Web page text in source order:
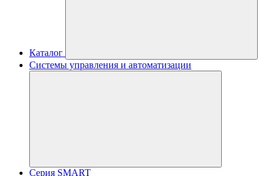
Каталог
Системы управления и автоматизации
Серия SMART